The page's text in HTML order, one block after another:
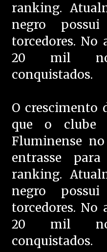
ranking.
negro possui
torcedores. No
20 mil
conquistados.
O crescimento
que o clube
Fluminense
entrasse
ranking.
negro possui
torcedores. No
20 mil
conquistados.